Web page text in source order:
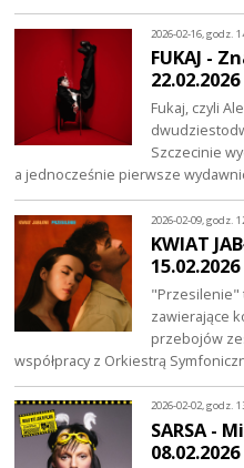
2026-02-16, godz.
FUKAJ -
22.02.2026
Fukaj, czyli
Szczecinie
a jednocześnie pierwsze
2026-02-09, godz.
KWIAT
15.02.2026
"Przesilenie"
zawierające
przebojów
współpracy z Orkiestrą
2026-02-02, godz.
SARSA -
08.02.2026